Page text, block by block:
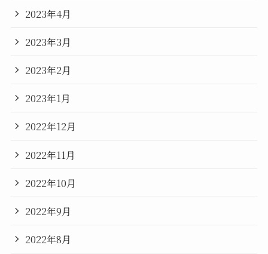
2023年4月
2023年3月
2023年2月
2023年1月
2022年12月
2022年11月
2022年10月
2022年9月
2022年8月